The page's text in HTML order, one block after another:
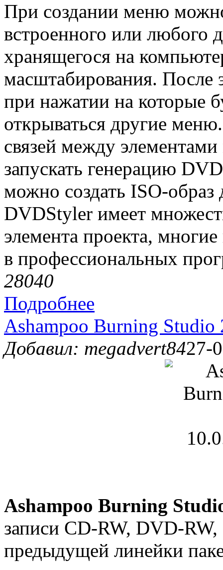
При создании меню
встроенного или любого
хранящегося на
масштабирования. После
при нажатии на которые
открываться другие
связей между
запускать генерацию
можно создать ISO-образ
DVDStyler имеет
элемента проекта,
в профессиональных
28040
Подробнее
Ashampoo Burning Studio
Добавил: megadvert8427-
Ashampoo Burning
записи CD-RW, DVD-
предыдущей линейки